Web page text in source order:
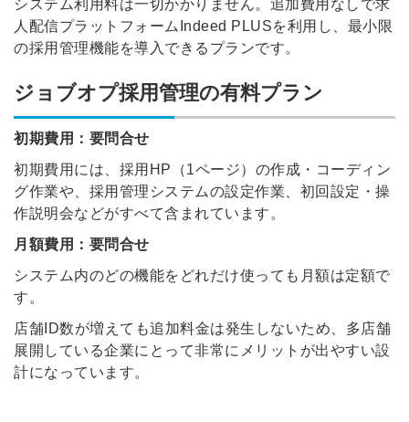
システム利用料は一切かかりません。追加費用なしで求
人配信プラットフォームIndeed PLUSを利用し、最小限
の採用管理機能を導入できるプランです。
ジョブオプ採用管理の有料プラン
初期費用：要問合せ
初期費用には、採用HP（1ページ）の作成・コーディン
グ作業や、採用管理システムの設定作業、初回設定・操
作説明会などがすべて含まれています。
月額費用：要問合せ
システム内のどの機能をどれだけ使っても月額は定額で
す。
店舗ID数が増えても追加料金は発生しないため、多店舗
展開している企業にとって非常にメリットが出やすい設
計になっています。